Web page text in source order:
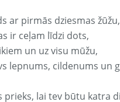
ar pirmās dziesmas žūžu,
ir ceļam līdzi dots,
un uz visu mūžu,
lepnums, cildenums un
prieks, lai tev būtu katra